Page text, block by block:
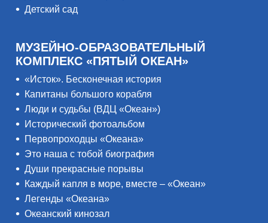
Детский сад
МУЗЕЙНО-ОБРАЗОВАТЕЛЬНЫЙ
КОМПЛЕКС «ПЯТЫЙ ОКЕАН»
«Исток». Бесконечная история
Капитаны большого корабля
Люди и судьбы (ВДЦ «Океан»)
Исторический фотоальбом
Первопроходцы «Океана»
Это наша с тобой биография
Души прекрасные порывы
Каждый капля в море, вместе – «Океан»
Легенды «Океана»
Океанский кинозал